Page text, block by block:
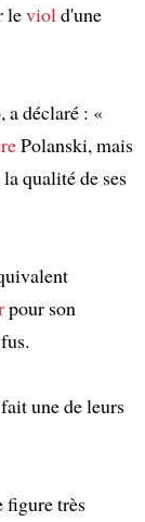
leviold'une
déclaré : «
Polanski, mais
qualité de ses
pour son
une de leurs
figure très